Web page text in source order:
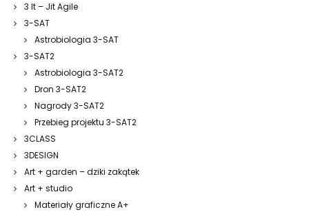
3 It – Jit Agile
3-SAT
Astrobiologia 3-SAT
3-SAT2
Astrobiologia 3-SAT2
Dron 3-SAT2
Nagrody 3-SAT2
Przebieg projektu 3-SAT2
3CLASS
3DESIGN
Art + garden – dziki zakątek
Art + studio
Materiały graficzne A+